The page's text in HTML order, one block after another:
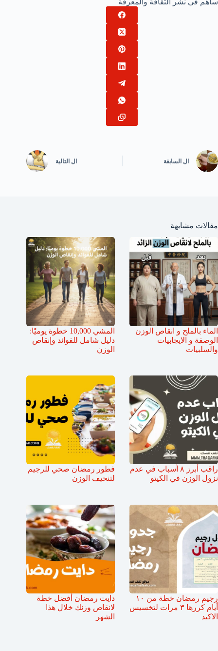
ال السابقة ال التالية
مقالات مشابهة
الماء بالملح و انقاص الوزن
الوصفة و الايجابيات
والسلبيات
المشي 10,000 خطوة يوميًا:
دليل شامل للفوائد وإنقاص
الوزن
راقب أبرز ٨ أسباب في عدم
نزول الوزن في الكيتو
فطور رمضان صحي للرجيم
لتنحيف الوزن
رجيم رمضان خطة من ١٠
أيام كررها ٣ مرات لتخسيس
الاكيد
دايت رمضان أفضل خطة
لانقاص وزنك خلال هذا
الشهر